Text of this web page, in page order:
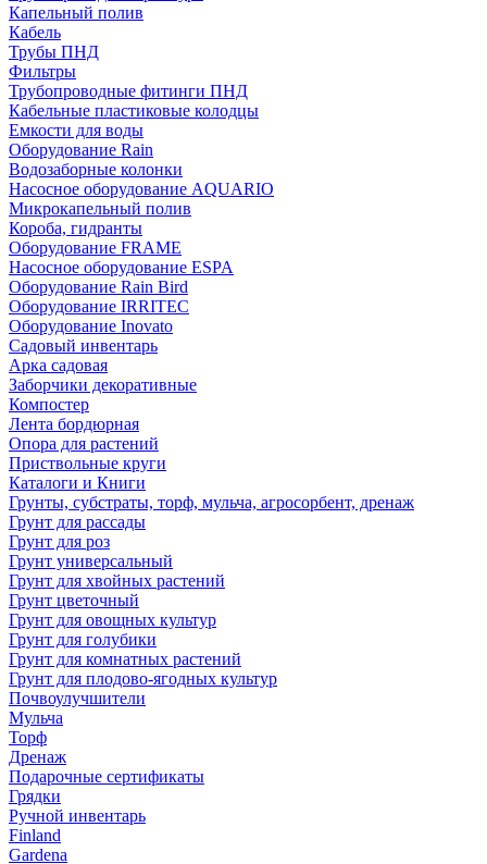
Капельный полив
Кабель
Трубы ПНД
Фильтры
Трубопроводные фитинги ПНД
Кабельные пластиковые колодцы
Емкости для воды
Оборудование Rain
Водозаборные колонки
Насосное оборудование AQUARIO
Микрокапельный полив
Короба, гидранты
Оборудование FRAME
Насосное оборудование ESPA
Оборудование Rain Bird
Оборудование IRRITEC
Оборудование Inovato
Садовый инвентарь
Арка садовая
Заборчики декоративные
Компостер
Лента бордюрная
Опора для растений
Приствольные круги
Каталоги и Книги
Грунты, субстраты, торф, мульча, агросорбент, дренаж
Грунт для рассады
Грунт для роз
Грунт универсальный
Грунт для хвойных растений
Грунт цветочный
Грунт для овощных культур
Грунт для голубики
Грунт для комнатных растений
Грунт для плодово-ягодных культур
Почвоулучшители
Мульча
Торф
Дренаж
Подарочные сертификаты
Грядки
Ручной инвентарь
Finland
Gardena